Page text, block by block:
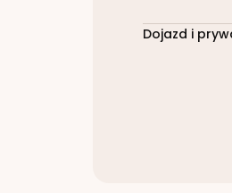
Dojazd i